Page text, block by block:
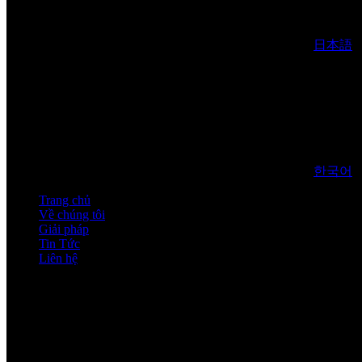
日本語
한국어
Trang chủ
Về chúng tôi
Giải pháp
Tin Tức
Liên hệ